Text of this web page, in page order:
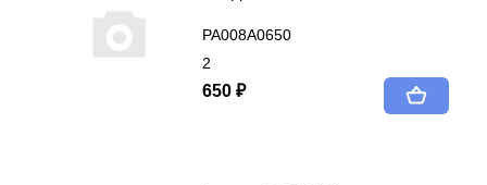
PA008A0650
2
650 ₽